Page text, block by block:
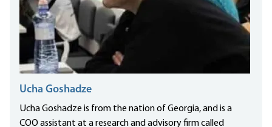
Ucha Goshadze
Ucha Goshadze is from the nation of Georgia, and is a
COO assistant at a research and advisory firm called